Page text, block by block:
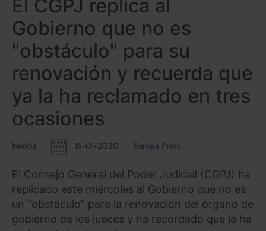
El CGPJ replica al
Gobierno que no es
"obstáculo" para su
renovación y recuerda que
ya la ha reclamado en tres
ocasiones
Noticia 16-01-2020 Europa Press
El Consejo General del Poder Judicial (CGPJ) ha
replicado este miércoles al Gobierno que no es
un "obstáculo" para la renovación del órgano de
gobierno de los jueces y ha recordado que la ha